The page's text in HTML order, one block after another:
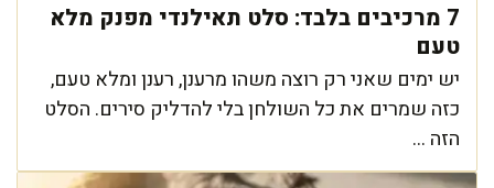
7 מרכיבים בלבד: סלט תאילנדי מפנק מלא
טעם
יש ימים שאני רק רוצה משהו מרענן, רענן ומלא טעם,
כזה שמרים את כל השולחן בלי להדליק סירים. הסלט
הזה ...